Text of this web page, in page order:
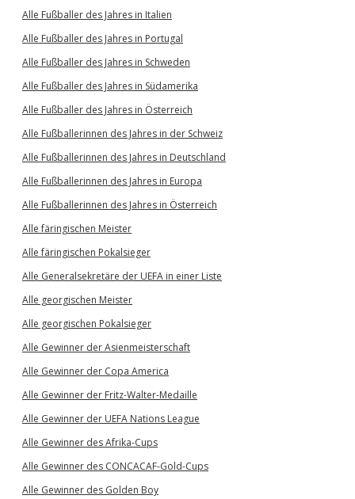
Alle Fußballer des Jahres in Italien
Alle Fußballer des Jahres in Portugal
Alle Fußballer des Jahres in Schweden
Alle Fußballer des Jahres in Südamerika
Alle Fußballer des Jahres in Österreich
Alle Fußballerinnen des Jahres in der Schweiz
Alle Fußballerinnen des Jahres in Deutschland
Alle Fußballerinnen des Jahres in Europa
Alle Fußballerinnen des Jahres in Österreich
Alle färingischen Meister
Alle färingischen Pokalsieger
Alle Generalsekretäre der UEFA in einer Liste
Alle georgischen Meister
Alle georgischen Pokalsieger
Alle Gewinner der Asienmeisterschaft
Alle Gewinner der Copa America
Alle Gewinner der Fritz-Walter-Medaille
Alle Gewinner der UEFA Nations League
Alle Gewinner des Afrika-Cups
Alle Gewinner des CONCACAF-Gold-Cups
Alle Gewinner des Golden Boy